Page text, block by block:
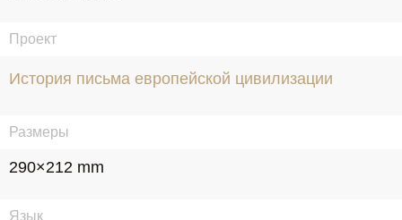
Проект
История письма европейской цивилизации
Размеры
290×212 mm
Язык